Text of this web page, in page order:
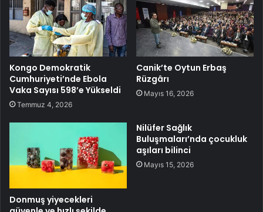
Kongo Demokratik
Cumhuriyeti’nde Ebola
Vaka Sayısı 598’e Yükseldi
Temmuz 4, 2026
Canik’te Oytun Erbaş
Rüzgârı
Mayıs 16, 2026
Donmuş yiyecekleri
Nilüfer Sağlık
Buluşmaları’nda çocukluk
aşıları bilinci
Mayıs 15, 2026